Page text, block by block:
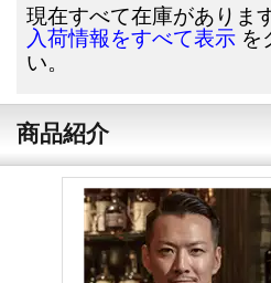
現在すべて在庫があります
入荷情報をすべて表示 を
い。
商品紹介